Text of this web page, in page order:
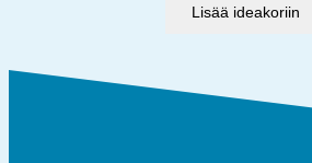
Lisää ideakoriin